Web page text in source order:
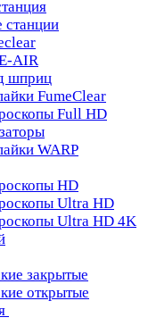
станции
AIR
шприц
FumeClear
Full HD
WARP
HD
Ultra HD
Ultra HD 4K
закрытые
открытые